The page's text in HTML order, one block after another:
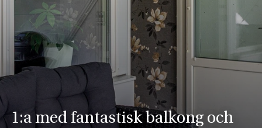
1:a med fantastisk balkong och